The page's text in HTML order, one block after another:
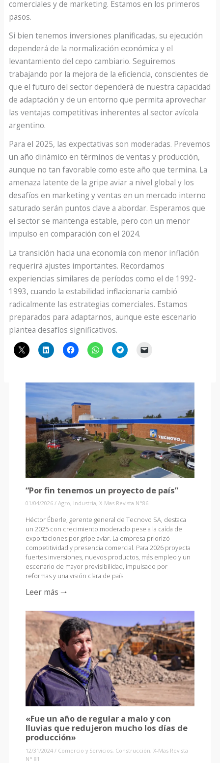
comerciales y de marketing. Estamos en los primeros
pasos.
Si bien tenemos inversiones planificadas, su ejecución
dependerá de la normalización económica y el
levantamiento del cepo cambiario. Seguiremos
trabajando por la mejora de la eficiencia, conscientes de
que el futuro del sector dependerá de nuestra capacidad
de adaptación y de un entorno que permita aprovechar
las ventajas competitivas inherentes al sector avícola
argentino.
Para el 2025, las expectativas son moderadas. Prevemos
un año dinámico en términos de ventas y producción,
aunque no tan favorable como este año que termina. La
amenaza latente de la gripe aviar a nivel global y los
desafíos en marketing y ventas en un mercado interno
saturado serán puntos clave a abordar. Esperamos que
el sector se mantenga estable, pero con un menor
impulso en comparación con el 2024.
La transición hacia una economía con menor inflación
requerirá ajustes importantes. Recordamos
experiencias similares de períodos como el de 1992-
1993, cuando la estabilidad inflacionaria cambió
radicalmente las estrategias comerciales. Estamos
preparados para adaptarnos, aunque este escenario
plantea desafíos significativos.
“Por fin tenemos un proyecto de país”
01/04/2026 / Agro, Industria, X-Mas Revista N°86
Héctor Éberle, gerente general de Tecnovo SA, destaca
un 2025 con crecimiento moderado pese a la caída de
exportaciones por gripe aviar. La empresa priorizó
competitividad y presencia comercial. Para 2026 proyecta
fuertes inversiones, nuevos productos, más empleo y un
escenario de mayor previsibilidad, impulsado por
reformas y una visión clara de país.
Leer más 🠒
«Fue un año de regular a malo y con
lluvias que redujeron mucho los días de
producción»
12/31/2024 / Comercio y Servicios, Construcción, X-Mas Revista
N° 81